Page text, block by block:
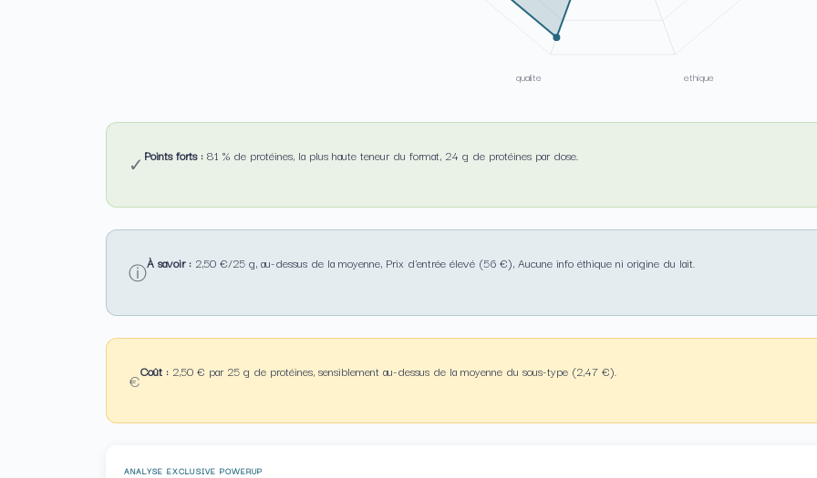
ethique
qualite
✓ Points forts : 81 % de protéines, la plus haute teneur du format, 24 g de protéines par dose.
ⓘÀ savoir : 2,50 €/25 g, au-dessus de la moyenne, Prix d'entrée élevé (56 €), Aucune info éthique ni origine du lait.
€Coût : 2,50 € par 25 g de protéines, sensiblement au-dessus de la moyenne du sous-type (2,47 €).
ANALYSE EXCLUSIVE POWERUP